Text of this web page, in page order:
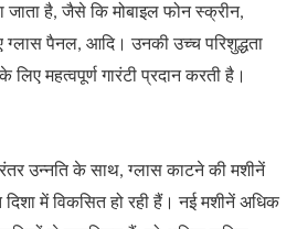
जाता है, जैसे कि मोबाइल फोन स्क्रीन,
पैनल, आदि। उनकी उच्च परिशुद्धता
लिए महत्वपूर्ण गारंटी प्रदान करती है।
उन्नति के साथ, ग्लास काटने की मशीनें
में विकसित हो रही हैं। नई मशीनें अधिक